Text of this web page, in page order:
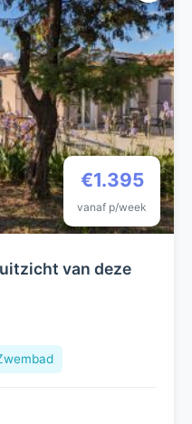
€1.395
vanaf p/week
van deze